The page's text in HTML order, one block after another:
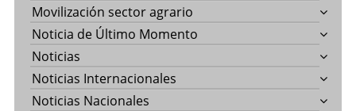
Movilización sector agrario
Noticia de Último Momento
Noticias
Noticias Internacionales
Noticias Nacionales